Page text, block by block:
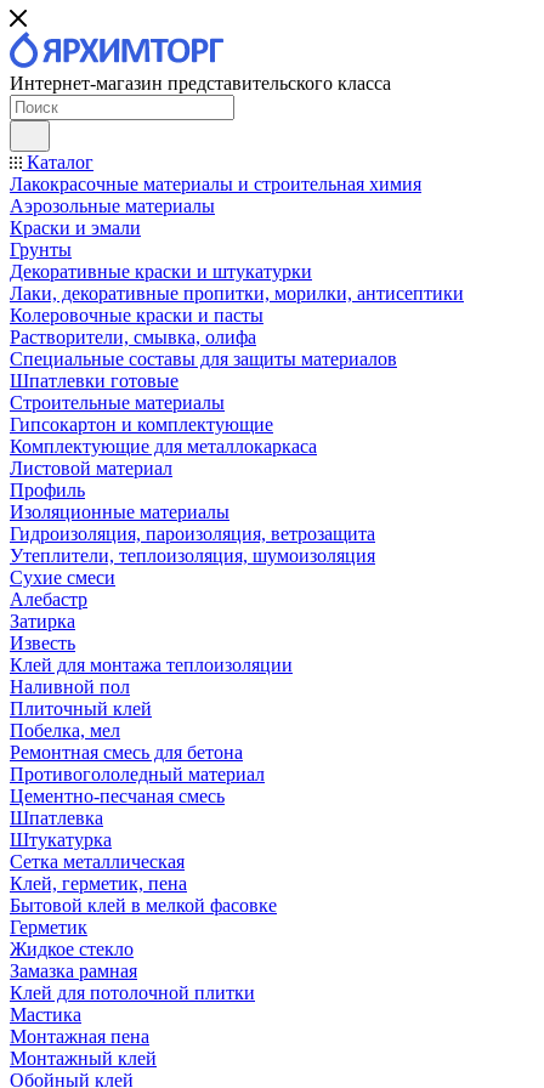
Интернет-магазин представительского класса
Каталог
Лакокрасочные материалы и строительная химия
Аэрозольные материалы
Краски и эмали
Грунты
Декоративные краски и штукатурки
Лаки, декоративные пропитки, морилки, антисептики
Колеровочные краски и пасты
Растворители, смывка, олифа
Специальные составы для защиты материалов
Шпатлевки готовые
Строительные материалы
Гипсокартон и комплектующие
Комплектующие для металлокаркаса
Листовой материал
Профиль
Изоляционные материалы
Гидроизоляция, пароизоляция, ветрозащита
Утеплители, теплоизоляция, шумоизоляция
Сухие смеси
Алебастр
Затирка
Известь
Клей для монтажа теплоизоляции
Наливной пол
Плиточный клей
Побелка, мел
Ремонтная смесь для бетона
Противогололедный материал
Цементно-песчаная смесь
Шпатлевка
Штукатурка
Сетка металлическая
Клей, герметик, пена
Бытовой клей в мелкой фасовке
Герметик
Жидкое стекло
Замазка рамная
Клей для потолочной плитки
Мастика
Монтажная пена
Монтажный клей
Обойный клей